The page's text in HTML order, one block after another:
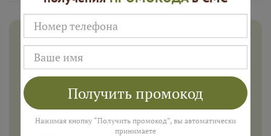
Дарим 500 рублей на заказ в
августе!
Введите ваш номер телефона и мы пришлем промокод
Получить промокод
Нажимая кнопку “Получить промокод”, вы автоматически
принимаете